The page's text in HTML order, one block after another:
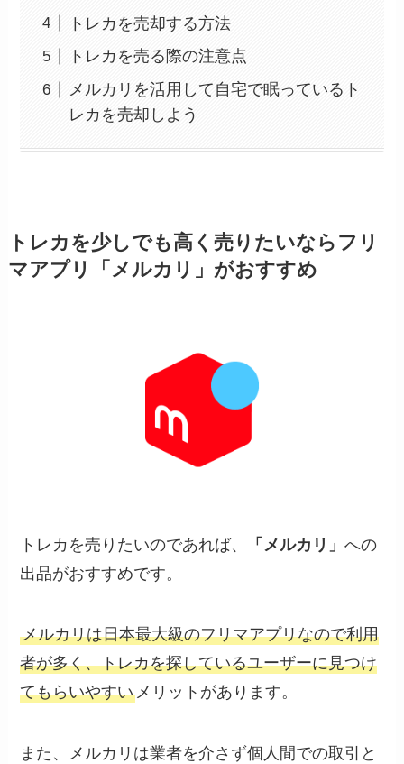
トレカを売却する方法
トレカを売る際の注意点
メルカリを活用して自宅で眠っているト
レカを売却しよう
トレカを少しでも高く売りたいならフリ
マアプリ「メルカリ」がおすすめ
トレカを売りたいのであれば、 「メルカリ」への
出品がおすすめです。
メルカリは日本最大級のフリマアプリなので利用
者が多く、トレカを探しているユーザーに見つけ
てもらいやすいメリットがあります。
また、メルカリは業者を介さず個人間での取引と